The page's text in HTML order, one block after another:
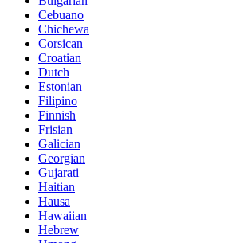
Cebuano
Chichewa
Corsican
Croatian
Dutch
Estonian
Filipino
Finnish
Frisian
Galician
Georgian
Gujarati
Haitian
Hausa
Hawaiian
Hebrew